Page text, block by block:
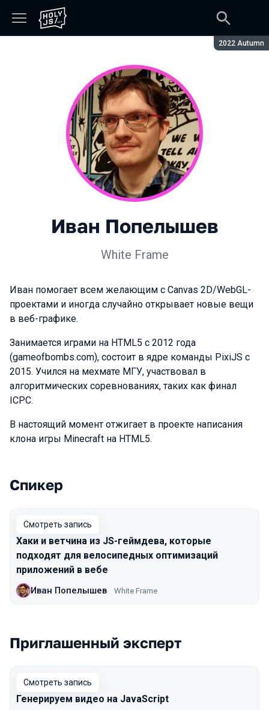
Сезон:
2022 Autumn
Иван Попелышев
White Frame
Иван помогает всем желающим с Canvas 2D/WebGL-
проектами и иногда случайно открывает новые вещи
в веб-графике.
Занимается играми на HTML5 с 2012 года
(gameofbombs.com), состоит в ядре команды PixiJS с
2015. Учился на мехмате МГУ, участвовал в
алгоритмических соревнованиях, таких как финал
ICPC.
В настоящий момент отжигает в проекте написания
клона игры Minecraft на HTML5.
Выступления в сезоне 2022 Autumn
Спикер
Смотреть запись
Хаки и ветчина из JS-геймдева, которые
подходят для велосипедных оптимизаций
приложений в вебе
Иван Попелышев White Frame
Приглашенный эксперт
Смотреть запись
Генерируем видео на JavaScript